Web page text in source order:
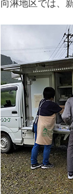
向淋地区では、